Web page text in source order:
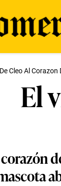
Cleo Al Corazon
El